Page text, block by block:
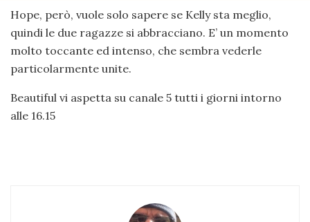
Hope, però, vuole solo sapere se Kelly sta meglio,
quindi le due ragazze si abbracciano. E’ un momento
molto toccante ed intenso, che sembra vederle
particolarmente unite.
Beautiful vi aspetta su canale 5 tutti i giorni intorno
alle 16.15